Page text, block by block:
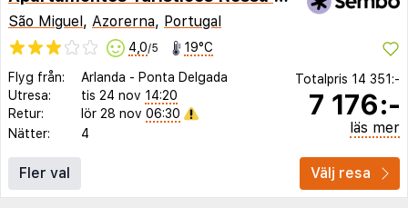
São Miguel, Azorerna, Portugal
4,0/5 19°C
Flyg från: Arlanda - Ponta Delgada
Utresa:
tis 24 nov 14:20
Retur:
lör 28 nov 06:30
Nätter:
4
Totalpris 14 351:-
7 176:-
läs mer
Fler val Välj resa